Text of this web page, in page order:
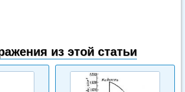
из этой статьи